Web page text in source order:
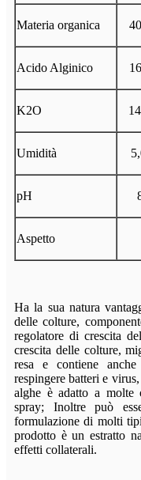
Materia organica
Acido Alginico
K2O
Umidità
pH
Aspetto
Ha la sua natura
delle colture,
regolatore di crescita
crescita delle colture,
resa e contiene
respingere batteri e
alghe è adatto a molte
spray; Inoltre può
formulazione di molti
prodotto è un estratto
effetti collaterali.